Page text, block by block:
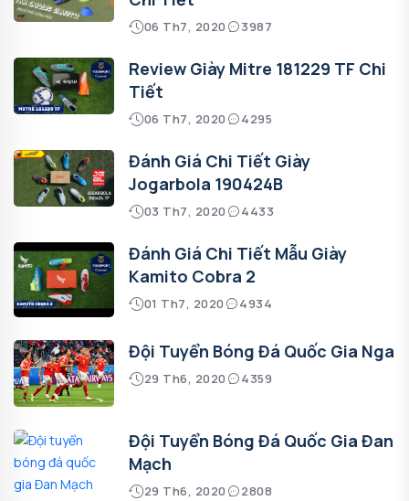
06 Th7, 2020 3987
Review Giày Mitre 181229 TF Chi
Tiết
06 Th7, 2020 4295
Đánh Giá Chi Tiết Giày
Jogarbola 190424B
03 Th7, 2020 4433
Đánh Giá Chi Tiết Mẫu Giày
Kamito Cobra 2
01 Th7, 2020 4934
Đội Tuyển Bóng Đá Quốc Gia Nga
29 Th6, 2020 4359
Đội Tuyển Bóng Đá Quốc Gia Đan
Mạch
29 Th6, 2020 2808